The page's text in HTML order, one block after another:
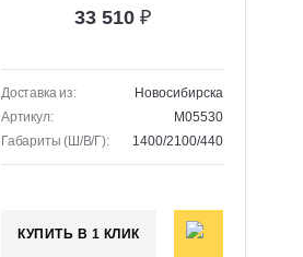
33 510 ₽
Доставка из:
Новосибирска
Артикул:
M05530
Габариты (Ш/В/Г):
1400/2100/440
КУПИТЬ В 1 КЛИК